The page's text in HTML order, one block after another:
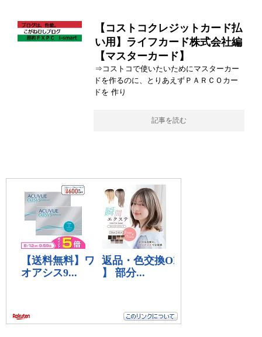
【コストコクレジットカード払
い用】ライフカード株式会社編
【マスターカード】
⇒コストコで使いたいためにマスターカー
ドを作るのに、とりあえずＰＡＲＣＯカー
ドを 作り
記事を読む